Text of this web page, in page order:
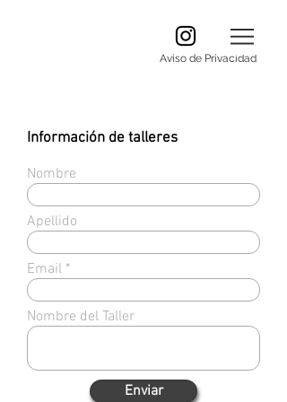
Aviso de Privacidad
Información de talleres
Nombre
Apellido
Email
Nombre del Taller
Enviar